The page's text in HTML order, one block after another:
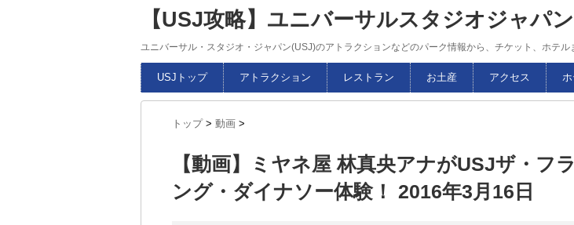
【USJ攻略】ユニバーサルスタジオジャパ
ユニバーサル・スタジオ・ジャパン(USJ)のアトラクションなどのパーク情報から、チケット、ホテル
USJトップ アトラクション レストラン お土産 アクセス
トップ > 動画 >
【動画】ミヤネ屋 林真央アナがUSJザ・フ
ング・ダイナソー体験！ 2016年3月16日